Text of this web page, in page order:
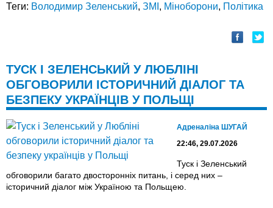
Теги: Володимир Зеленський, ЗМІ , Міноборони, Політика
ТУСК І ЗЕЛЕНСЬКИЙ У ЛЮБЛІНІ
ОБГОВОРИЛИ ІСТОРИЧНИЙ ДІАЛОГ ТА
БЕЗПЕКУ УКРАЇНЦІВ У ПОЛЬЩІ
Адреналіна ШУГАЙ
22:46, 29.07.2026
Туск і Зеленський
обговорили багато двосторонніх питань, і серед них –
історичний діалог між Україною та Польщею.